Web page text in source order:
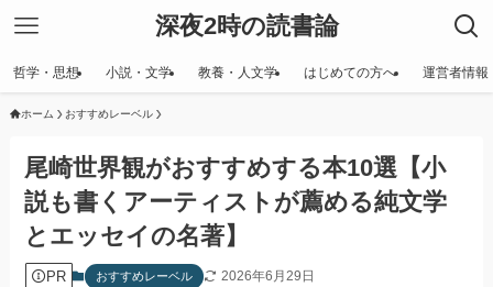
深夜2時の読書論
哲学・思想 小説・文学 教養・人文学 はじめての方へ 運営者情報
ホーム おすすめレーベル
尾崎世界観がおすすめする本10選【小
説も書くアーティストが薦める純文学
とエッセイの名著】
PR おすすめレーベル 2026年6月29日